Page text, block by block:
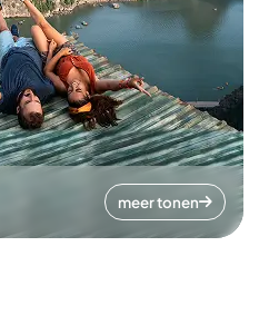
meer tonen